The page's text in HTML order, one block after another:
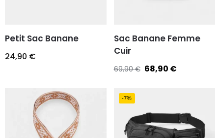
Petit Sac Banane
24,90 €
Sac Banane Femme
Cuir
69,90€ 68,90 €
-7%